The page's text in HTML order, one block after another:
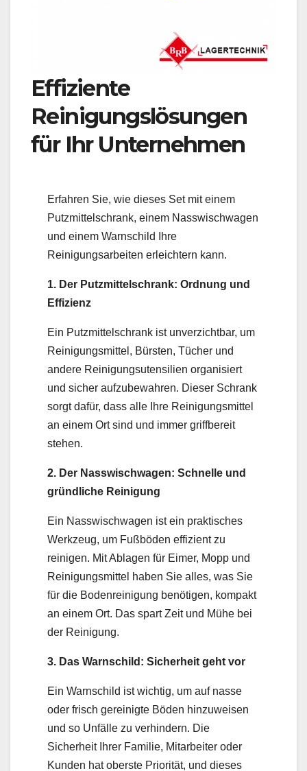
Effiziente
Reinigungslösungen
für Ihr Unternehmen
Erfahren Sie, wie dieses Set mit einem
Putzmittelschrank, einem Nasswischwagen
und einem Warnschild Ihre
Reinigungsarbeiten erleichtern kann.
1. Der Putzmittelschrank: Ordnung und
Effizienz
Ein Putzmittelschrank ist unverzichtbar, um
Reinigungsmittel, Bürsten, Tücher und
andere Reinigungsutensilien organisiert
und sicher aufzubewahren. Dieser Schrank
sorgt dafür, dass alle Ihre Reinigungsmittel
an einem Ort sind und immer griffbereit
stehen.
2. Der Nasswischwagen: Schnelle und
gründliche Reinigung
Ein Nasswischwagen ist ein praktisches
Werkzeug, um Fußböden effizient zu
reinigen. Mit Ablagen für Eimer, Mopp und
Reinigungsmittel haben Sie alles, was Sie
für die Bodenreinigung benötigen, kompakt
an einem Ort. Das spart Zeit und Mühe bei
der Reinigung.
3. Das Warnschild: Sicherheit geht vor
Ein Warnschild ist wichtig, um auf nasse
oder frisch gereinigte Böden hinzuweisen
und so Unfälle zu verhindern. Die
Sicherheit Ihrer Familie, Mitarbeiter oder
Kunden hat oberste Priorität, und dieses